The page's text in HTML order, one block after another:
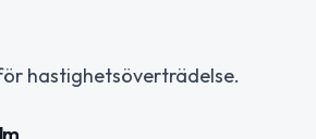
hastighetsöverträdelse.